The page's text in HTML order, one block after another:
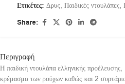
Ετικέτες: Δρυς, Παιδικές ντουλάπες,
Share:
Περιγραφή
Η παιδική ντουλάπα ελληνικής
κρέμασμα των ρούχων καθώς και 2